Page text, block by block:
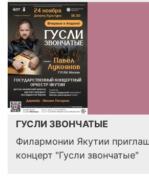
ГУСЛИ ЗВОНЧАТЫЕ
Филармонии Якутии
концерт "Гусли звончатые"